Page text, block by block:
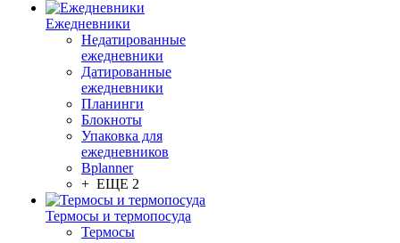
Ежедневники
Недатированные
ежедневники
Датированные
ежедневники
Планинги
Блокноты
Упаковка для
ежедневников
Bplanner
+ ЕЩЕ 2
Термосы и термопосуда
Термосы